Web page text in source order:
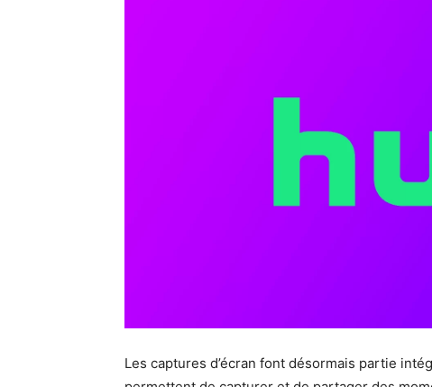
Les captures d’écran font désormais partie